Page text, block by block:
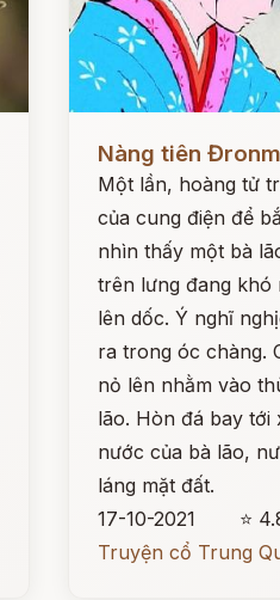
Nàng tiên
Một lần, hoàng tử
của cung điện để
nhìn thấy một bà
trên lưng đang khó
lên dốc. Ý nghĩ
ra trong óc chàng.
nỏ lên nhằm vào
lão. Hòn đá bay tới
nước của bà lão,
láng mặt đất.
17-10-2021
⭐
Truyện cổ Trung